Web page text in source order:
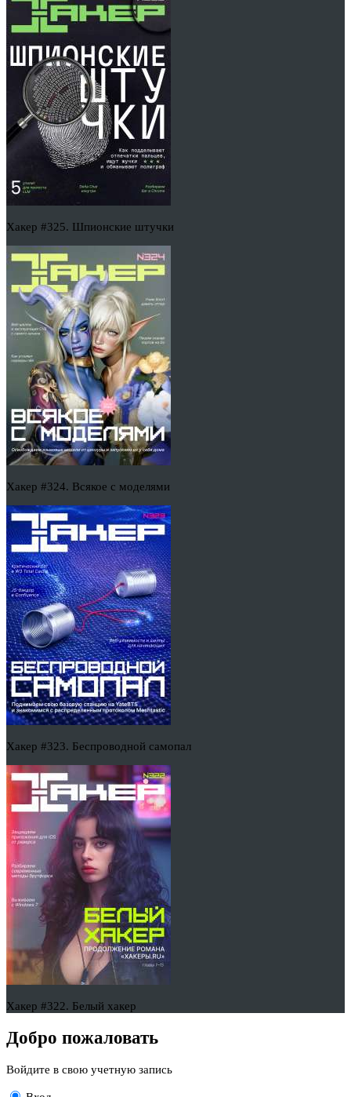
Хакер #325. Шпионские штучки
Хакер #324. Всякое с моделями
Хакер #323. Беспроводной самопал
Хакер #322. Белый хакер
Добро пожаловать
Войдите в свою учетную запись